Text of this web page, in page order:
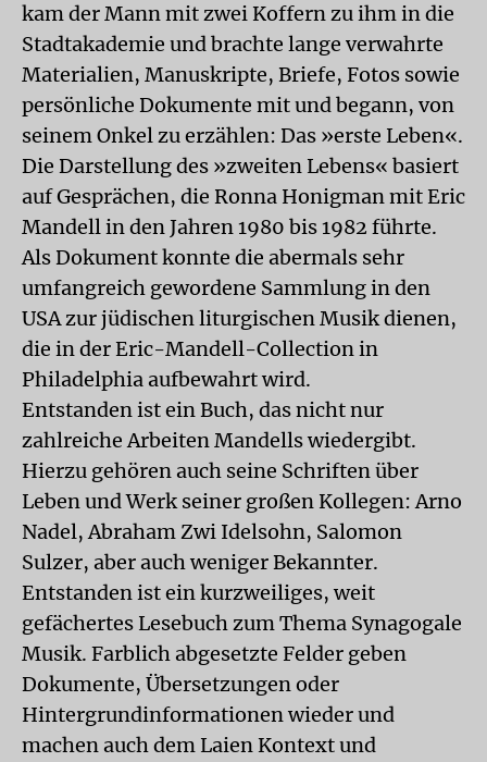
kam der Mann mit zwei Koffern zu ihm in die
Stadtakademie und brachte lange verwahrte
Materialien, Manuskripte, Briefe, Fotos sowie
persönliche Dokumente mit und begann, von
seinem Onkel zu erzählen: Das »erste Leben«.
Die Darstellung des »zweiten Lebens« basiert
auf Gesprächen, die Ronna Honigman mit Eric
Mandell in den Jahren 1980 bis 1982 führte.
Als Dokument konnte die abermals sehr
umfangreich gewordene Sammlung in den
USA zur jüdischen liturgischen Musik dienen,
die in der Eric-Mandell-Collection in
Philadelphia aufbewahrt wird.
Entstanden ist ein Buch, das nicht nur
zahlreiche Arbeiten Mandells wiedergibt.
Hierzu gehören auch seine Schriften über
Leben und Werk seiner großen Kollegen: Arno
Nadel, Abraham Zwi Idelsohn, Salomon
Sulzer, aber auch weniger Bekannter.
Entstanden ist ein kurzweiliges, weit
gefächertes Lesebuch zum Thema Synagogale
Musik. Farblich abgesetzte Felder geben
Dokumente, Übersetzungen oder
Hintergrundinformationen wieder und
machen auch dem Laien Kontext und